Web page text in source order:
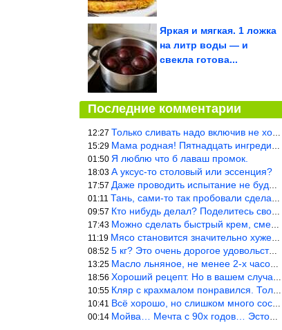
Яркая и мягкая. 1 ложка
на литр воды — и
свекла готова...
Последние комментарии
12:27 Только сливать надо включив не холодную, а ГОРЯЧУЮ воду. Трубы в
15:29 Мама родная! Пятнадцать ингредиентов на пирожок!!!
01:50 Я люблю что б лаваш промок.
18:03 А уксус-то столовый или эссенция?
17:57 Даже проводить испытание не буду — в воду и потом быстро в раска
01:11 Тань, сами-то так пробовали сделать? Ерунда же получится. Нет, с
09:57 Кто нибудь делал? Поделитесь своими результатами!!!
17:43 Можно сделать быстрый крем, смешав 2 банки вареной сгущенки со с
11:19 Мясо становится значительно хуже, когда долго лежит в морозилке
08:52 5 кг? Это очень дорогое удовольствие, исходя из цен на эту ягоду
13:25 Масло льняное, не менее 2-х часов. Писать надо по делу и подробн
18:56 Хороший рецепт. Но в вашем случае шницель получится парено-варен
10:55 Кляр с крахмалом понравился. Только я бы в воду добавил бы молок
10:41 Всё хорошо, но слишком много составляющих.
00:14 Мойва… Мечта с 90х годов… Эстония